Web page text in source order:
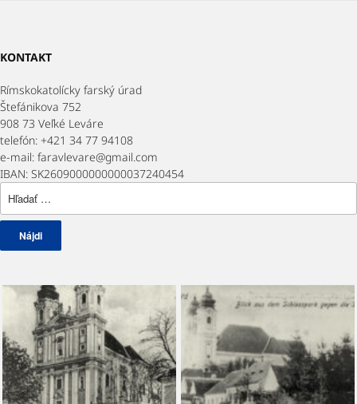
KONTAKT
Rímskokatolícky farský úrad
Štefánikova 752
908 73 Veľké Leváre
telefón: +421 34 77 94108
e-mail: faravlevare@gmail.com
IBAN: SK2609000000000037240454